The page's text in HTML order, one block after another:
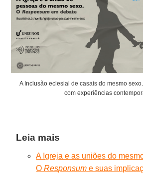
A Inclusão eclesial de casais do mesmo
com experiências
Leia mais
A Igreja e as uniões do
OResponsum e suas